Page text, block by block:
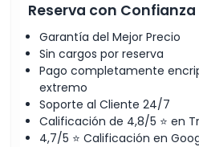
Reserva con Confianza
Garantía del Mejor Precio
Sin cargos por reserva
Pago completamente
extremo
Soporte al Cliente 24/7
Calificación de 4,8/5 ⭐ en
4,7/5 ⭐ Calificación en